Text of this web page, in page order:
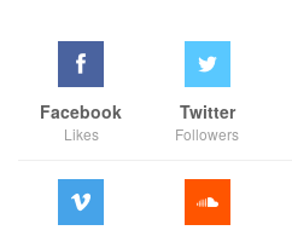
Facebook
Likes
Twitter
Followers